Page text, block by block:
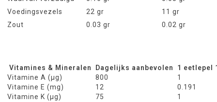
Voedingsvezels
22 gr
11 gr
Zout
0.03 gr 0.02 gr
Vitamines & Mineralen Dagelijks aanbevolen
1 eetlepel
Vitamine A (μg)
800
1
Vitamine E (mg)
12
0.191
Vitamine K (μg)
75
1